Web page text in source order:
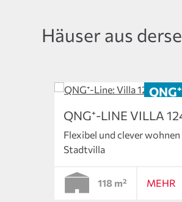
Häuser aus
QNG⁺-LINE VILLA
Flexibel und clever wohnen
Stadtvilla
118 m² MEHR